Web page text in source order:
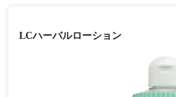
LCハーバルローション